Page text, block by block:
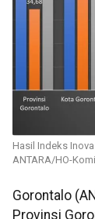
Hasil Indeks
ANTARA/HO-
Gorontalo
Provinsi